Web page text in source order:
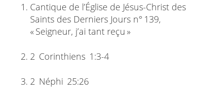
Cantique de l’Église de Jésus-Christ des
Saints des Derniers Jours n° 139,
« Seigneur, j’ai tant reçu »
2 Corinthiens 1:3-4
2 Néphi 25:26